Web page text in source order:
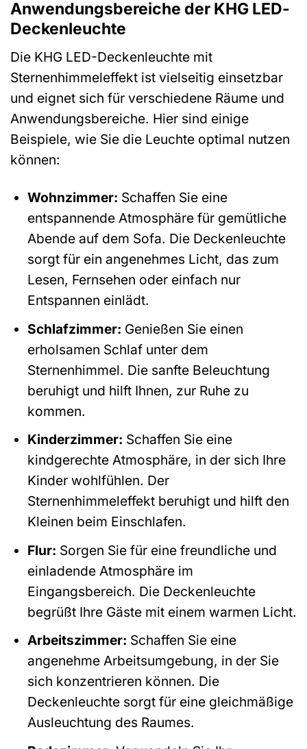
Anwendungsbereiche der KHG LED-
Deckenleuchte
Die KHG LED-Deckenleuchte mit
Sternenhimmeleffekt ist vielseitig einsetzbar
und eignet sich für verschiedene Räume und
Anwendungsbereiche. Hier sind einige
Beispiele, wie Sie die Leuchte optimal nutzen
können:
Wohnzimmer: Schaffen Sie eine
entspannende Atmosphäre für gemütliche
Abende auf dem Sofa. Die Deckenleuchte
sorgt für ein angenehmes Licht, das zum
Lesen, Fernsehen oder einfach nur
Entspannen einlädt.
Schlafzimmer: Genießen Sie einen
erholsamen Schlaf unter dem
Sternenhimmel. Die sanfte Beleuchtung
beruhigt und hilft Ihnen, zur Ruhe zu
kommen.
Kinderzimmer: Schaffen Sie eine
kindgerechte Atmosphäre, in der sich Ihre
Kinder wohlfühlen. Der
Sternenhimmeleffekt beruhigt und hilft den
Kleinen beim Einschlafen.
Flur: Sorgen Sie für eine freundliche und
einladende Atmosphäre im
Eingangsbereich. Die Deckenleuchte
begrüßt Ihre Gäste mit einem warmen Licht.
Arbeitszimmer: Schaffen Sie eine
angenehme Arbeitsumgebung, in der Sie
sich konzentrieren können. Die
Deckenleuchte sorgt für eine gleichmäßige
Ausleuchtung des Raumes.